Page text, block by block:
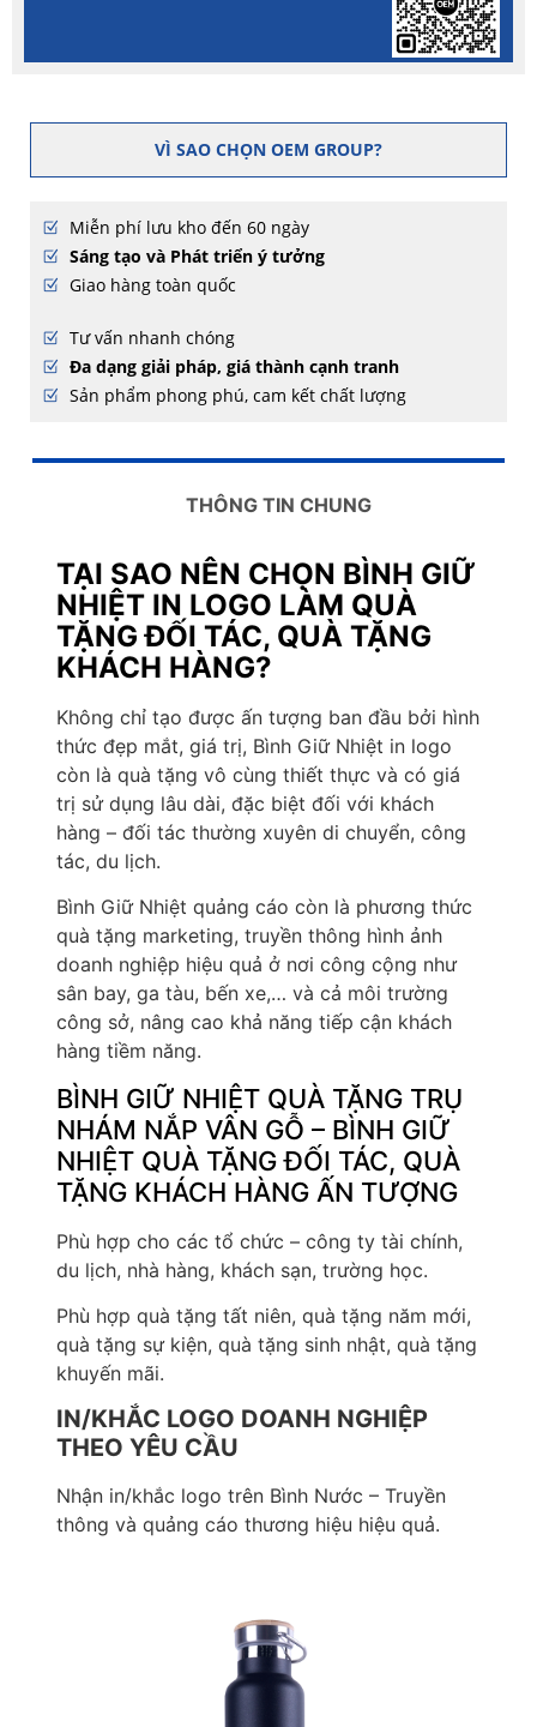
VÌ SAO CHỌN OEM GROUP?
Miễn phí lưu kho đến 60 ngày
Sáng tạo và Phát triển ý tưởng
Giao hàng toàn quốc
Tư vấn nhanh chóng
Đa dạng giải pháp, giá thành cạnh tranh
Sản phẩm phong phú, cam kết chất lượng
THÔNG TIN CHUNG
TẠI SAO NÊN CHỌN BÌNH GIỮ
NHIỆT IN LOGO LÀM QUÀ
TẶNG ĐỐI TÁC, QUÀ TẶNG
KHÁCH HÀNG?
Không chỉ tạo được ấn tượng ban đầu bởi hình
thức đẹp mắt, giá trị, Bình Giữ Nhiệt in logo
còn là quà tặng vô cùng thiết thực và có giá
trị sử dụng lâu dài, đặc biệt đối với khách
hàng – đối tác thường xuyên di chuyển, công
tác, du lịch.
Bình Giữ Nhiệt quảng cáo còn là phương thức
quà tặng marketing, truyền thông hình ảnh
doanh nghiệp hiệu quả ở nơi công cộng như
sân bay, ga tàu, bến xe,… và cả môi trường
công sở, nâng cao khả năng tiếp cận khách
hàng tiềm năng.
BÌNH GIỮ NHIỆT QUÀ TẶNG TRỤ
NHÁM NẮP VÂN GỖ – BÌNH GIỮ
NHIỆT QUÀ TẶNG ĐỐI TÁC, QUÀ
TẶNG KHÁCH HÀNG ẤN TƯỢNG
Phù hợp cho các tổ chức – công ty tài chính,
du lịch, nhà hàng, khách sạn, trường học.
Phù hợp quà tặng tất niên, quà tặng năm mới,
quà tặng sự kiện, quà tặng sinh nhật, quà tặng
khuyến mãi.
IN/KHẮC LOGO DOANH NGHIỆP
THEO YÊU CẦU
Nhận in/khắc logo trên Bình Nước – Truyền
thông và quảng cáo thương hiệu hiệu quả.